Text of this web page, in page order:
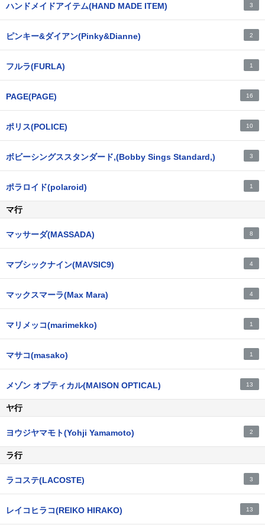
ハンドメイドアイテム(HAND MADE ITEM) 3
ピンキー&ダイアン(Pinky&Dianne) 2
フルラ(FURLA) 1
PAGE(PAGE) 16
ポリス(POLICE) 10
ボビーシングススタンダード,(Bobby Sings Standard,) 3
ポラロイド(polaroid) 1
マ行
マッサーダ(MASSADA) 8
マブシックナイン(MAVSIC9) 4
マックスマーラ(Max Mara) 4
マリメッコ(marimekko) 1
マサコ(masako) 1
メゾン オプティカル(MAISON OPTICAL) 13
ヤ行
ヨウジヤマモト(Yohji Yamamoto) 2
ラ行
ラコステ(LACOSTE) 3
レイコヒラコ(REIKO HIRAKO) 13